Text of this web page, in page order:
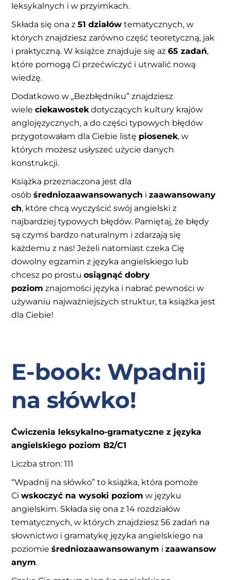
leksykalnych i w przyimkach.
Składa się ona z51 działów tematycznych, w
których znajdziesz zarówno część teoretyczną, jak
i praktyczną. W książce znajduje się aż65 zadań,
które pomogą Ci przećwiczyć i utrwalić nową
wiedzę.
Dodatkowo w „Bezbłędniku” znajdziesz
wieleciekawostekdotyczących kultury krajów
anglojęzycznych, a do części typowych błędów
przygotowałam dla Ciebie listę piosenek, w
których możesz usłyszeć użycie danych
konstrukcji.
Książka przeznaczona jest dla
osóbśredniozaawansowanych izaawansowany
ch, które chcą wyczyścić swój angielski z
najbardziej typowych błędów. Pamiętaj, że błędy
są czymś bardzo naturalnym i zdarzają się
każdemu z nas! Jeżeli natomiast czeka Cię
dowolny egzamin z języka angielskiego lub
chcesz po prostuosiągnąć dobry
poziom znajomości języka i nabrać pewności w
używaniu najważniejszych struktur, ta książka jest
dla Ciebie!
E-book: Wpadnij
na słówko!
Ćwiczenia leksykalno-gramatyczne z języka
angielskiego poziom B2/C1
Liczba stron: 111
“Wpadnij na słówko” to książka, która pomoże
Ciwskoczyć na wysoki poziom w języku
angielskim. Składa się ona z 14 rozdziałów
tematycznych, w których znajdziesz 56 zadań na
słownictwo i gramatykę języka angielskiego na
poziomieśredniozaawansowanym izaawansow
anym.